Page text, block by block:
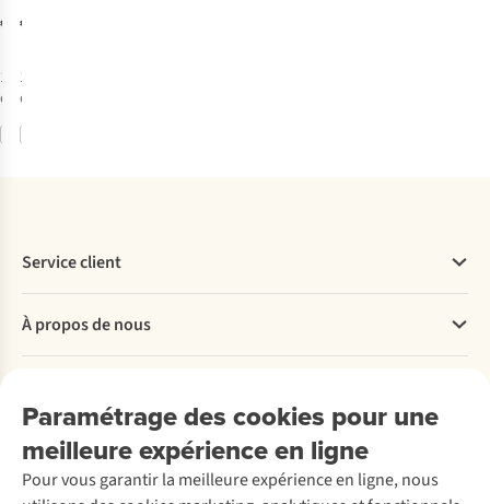
€34,95
1
couleur
disponible
€49,95
1
disponible
Paramétrage des cookies pour une
meilleure expérience en ligne
Pour vous garantir la meilleure expérience en ligne, nous
Service client
Commander
Payer
Retourner
Rétractation d'une commande
Entretien & réparations
Garantie
À propos de nous
Entreprise responsable
À propos d’Ayacucho
Nos magasins
Location / Location sports d’hiver
Seconde-main
Entretien de ski
Découvrez
A.S.Magazine